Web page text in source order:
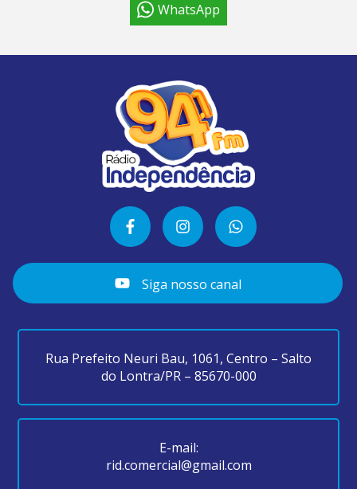
WhatsApp
Siga nosso canal
Rua Prefeito Neuri Bau, 1061, Centro – Salto
do Lontra/PR – 85670-000
E-mail:
rid.comercial@gmail.com